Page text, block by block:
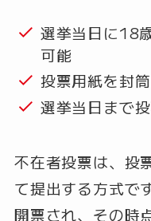
選挙当日に18
可能
投票用紙を封
選挙当日まで
不在者投票は、投
て提出する方式で
開票され、その時